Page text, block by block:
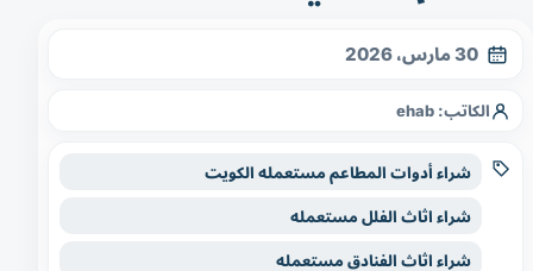
30 مارس، 2026
الكاتب: ehab
شراء أدوات المطاعم مستعمله الكويت
شراء اثاث الفلل مستعمله
شراء اثاث الفنادق مستعمله